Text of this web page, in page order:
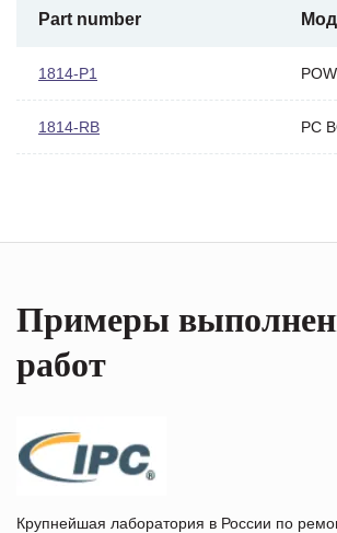
Part number
1814-P1
1814-RB PC
Примеры
работ
Крупнейшая лаборатория в России по